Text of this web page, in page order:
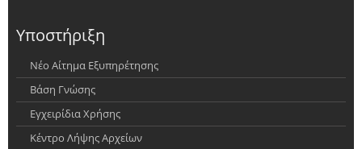
Υποστήριξη
Νέο Αίτημα Εξυπηρέτησης
Βάση Γνώσης
Εγχειρίδια Χρήσης
Κέντρο Λήψης Αρχείων